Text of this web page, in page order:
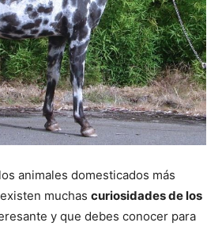
animales domesticados más
muchas curiosidades de los
y que debes conocer para